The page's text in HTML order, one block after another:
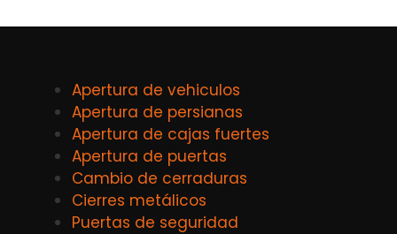
Apertura de vehiculos
Apertura de persianas
Apertura de cajas fuertes
Apertura de puertas
Cambio de cerraduras
Cierres metálicos
Puertas de seguridad